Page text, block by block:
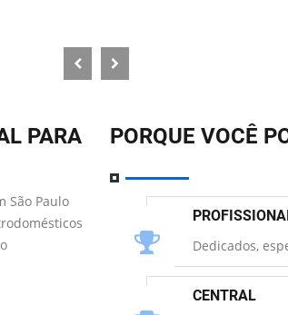
PARA
São Paulo
PORQUE VOCÊ
Dedicados,
CENTRAL